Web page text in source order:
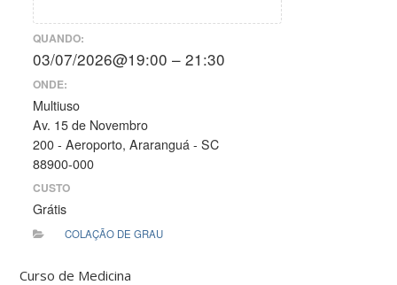
QUANDO:
03/07/2026@19:00 – 21:30
ONDE:
Multiuso
Av. 15 de Novembro
200 - Aeroporto, Araranguá - SC
88900-000
CUSTO
Grátis
COLAÇÃO DE GRAU
Curso de Medicina